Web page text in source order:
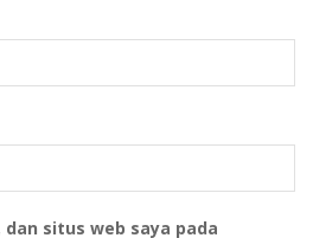
dan situs web saya pada